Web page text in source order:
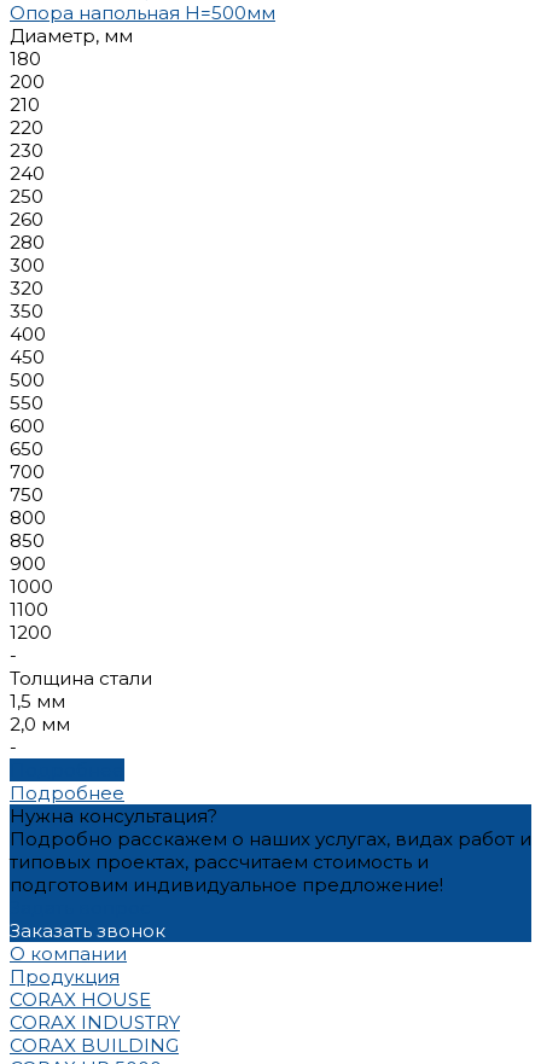
Опора напольная H=500мм
Диаметр, мм
180
200
210
220
230
240
250
260
280
300
320
350
400
450
500
550
600
650
700
750
800
850
900
1000
1100
1200
-
Толщина стали
1,5 мм
2,0 мм
-
Подробнее
Нужна консультация?
Подробно расскажем о наших услугах, видах работ и
типовых проектах, рассчитаем стоимость и
подготовим индивидуальное предложение!
Заказать звонок
О компании
Продукция
CORAX HOUSE
CORAX INDUSTRY
CORAX BUILDING